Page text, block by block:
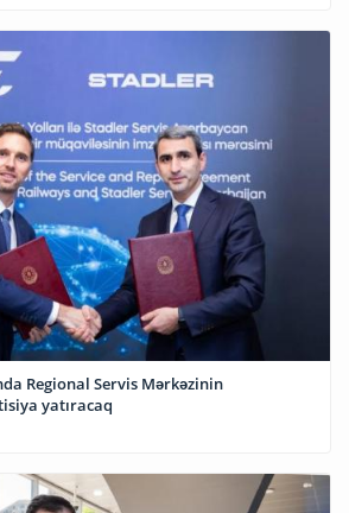
Regional Servis Mərkəzinin
yatıracaq